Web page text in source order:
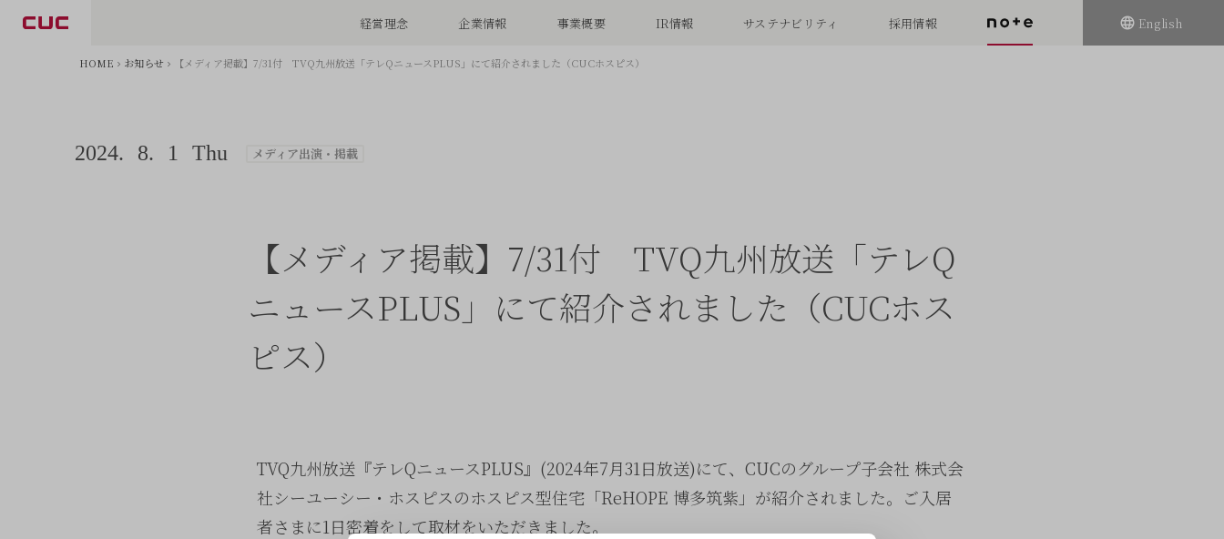
English
経営理念 企業情報 事業概要 IR情報 サステナビリティ 採用情報
HOME お知らせ 【メディア掲載】7/31付 TVQ九州放送「テレQニュースPLUS」にて紹介されました（CUCホスピス）
【メディア掲載】7/31付 TVQ九州放送「テレQ
ニュースPLUS」にて紹介されました（CUCホス
ピス）
2024. 8. 1 Thu メディア出演・掲載
TVQ九州放送『テレQニュースPLUS』(2024年7月31日放送)にて、CUCのグループ子会社 株式会
社シーユーシー・ホスピスのホスピス型住宅「ReHOPE 博多筑紫」が紹介されました。ご入居
者さまに1日密着をして取材をいただきました。